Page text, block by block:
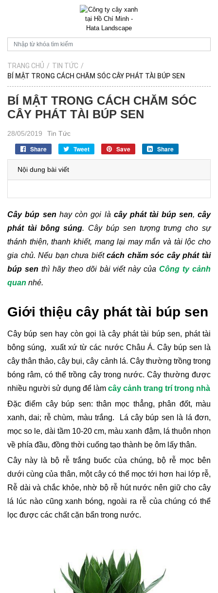
TRANG CHỦ / TIN TỨC /
BÍ MẬT TRONG CÁCH CHĂM SÓC CÂY PHÁT TÀI BÚP SEN
BÍ MẬT TRONG CÁCH CHĂM SÓC
CÂY PHÁT TÀI BÚP SEN
28/05/2019 Tin Tức
Share Tweet Save Share
Nội dung bài viết
Cây búp sen hay còn gọi là cây phát tài búp sen, cây
phát tài bông súng. Cây búp sen tượng trưng cho sự
thánh thiện, thanh khiết, mang lại may mắn và tài lộc cho
gia chủ. Nếu bạn chưa biết cách chăm sóc cây phát tài
búp sen thì hãy theo dõi bài viết này của Công ty cảnh
quan nhé.
Giới thiệu cây phát tài búp sen
Cây búp sen hay còn gọi là cây phát tài búp sen, phát tài
bông súng,  xuất xứ từ các nước Châu Á. Cây búp sen là
cây thân thảo, cây bụi, cây cảnh lá. Cây thường trồng trong
bóng râm, có thể trồng cây trong nước. Cây thường được
nhiều người sử dụng để làm cây cảnh trang trí trong nhà
Đặc điểm cây búp sen: thân mọc thẳng, phân đốt, màu
xanh, dai; rễ chùm, màu trắng.  Lá cây búp sen là lá đơn,
mọc so le, dài tầm 10-20 cm, màu xanh đậm, lá thuôn nhọn
về phía đầu, đồng thời cuống tạo thành bẹ ôm lấy thân.
Cây này là bộ rễ trắng buốc của chúng, bộ rễ mọc bên
dưới cùng của thân, một cây có thể mọc tới hơn hai lớp rễ,
Rễ dài và chắc khỏe, nhờ bộ rễ hút nước nên giữ cho cây
lá lúc nào cũng xanh bóng, ngoài ra rễ của chúng có thể
lọc được các chất cặn bẩn trong nước.